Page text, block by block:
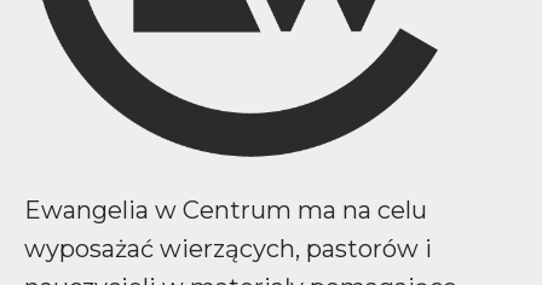
Ewangelia w Centrum ma na celu
wyposażać wierzących, pastorów i